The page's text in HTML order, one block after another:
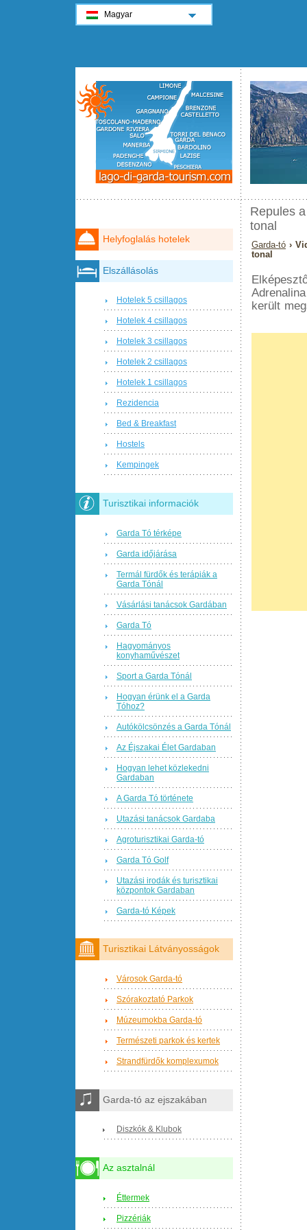
Repules
tonal
Garda-tó ›
tonal
került
Helyfoglalás hotelek
Elszállásolás
Hotelek 5 csillagos
Hotelek 4 csillagos
Hotelek 3 csillagos
Hotelek 2 csillagos
Hotelek 1 csillagos
Rezidencia
Bed & Breakfast
Hostels
Kempingek
Turisztikai informaciók
Garda Tó térképe
Garda időjárása
Termál fürdők és terápiák a
Garda Tónál
Vásárlási tanácsok Gardában
Garda Tó
Hagyományos
konyhaművészet
Sport a Garda Tónál
Hogyan érünk el a Garda
Tóhoz?
Autókölcsönzés a Garda Tónál
Az Éjszakai Élet Gardaban
Hogyan lehet közlekedni
Gardaban
A Garda Tó története
Utazási tanácsok Gardaba
Agroturisztikai Garda-tó
Garda Tó Golf
Utazási irodák és turisztikai
központok Gardaban
Garda-tó Képek
Turisztikai Látványosságok
Városok Garda-tó
Szórakoztató Parkok
Múzeumokba Garda-tó
Természeti parkok és kertek
Strandfürdők komplexumok
Garda-tó az ejszakában
Diszkók & Klubok
Az asztalnál
Éttermek
Pizzériák
Magyar